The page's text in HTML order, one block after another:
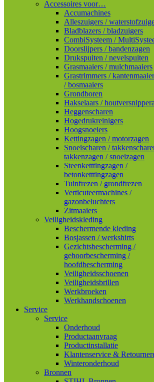
Accessoires voor…
Accumachines
Alleszuigers /
Bladblazers / bladzuigers
CombiSysteem /
Doorslijpers / bandenzagen
Drukspuiten / nevelspuiten
Grasmaaiers / mulchmaaiers
Grastrimmers /
/ bosmaaiers
Grondboren
Hakselaars /
Heggenscharen
Hogedrukreinigers
Hoogsnoeiers
Kettingzagen / motorzagen
Snoeischaren /
takkenzagen / snoeizagen
Steenketttingzagen /
betonketttingzagen
Tuinfrezen / grondfrezen
Verticuteermachines /
gazonbeluchters
Zitmaaiers
Veiligheidskleding
Beschermende kleding
Bosjassen / werkshirts
Gezichtsbescherming /
gehoorbescherming /
hoofdbescherming
Veiligheidsschoenen
Veiligheidsbrillen
Werkbroeken
Werkhandschoenen
Service
Service
Onderhoud
Productaanvraag
Productinstallatie
Klantenservice &
Winteronderhoud
Bronnen